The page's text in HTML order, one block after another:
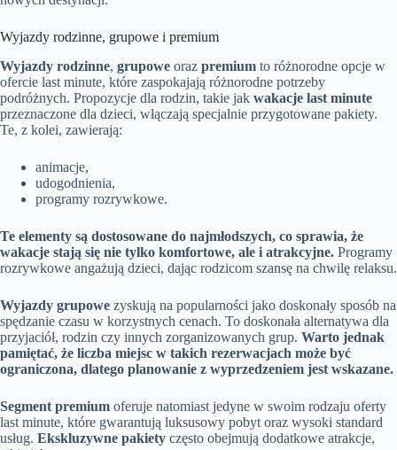
Wyjazdy rodzinne, grupowe i premium
Wyjazdy rodzinne, grupowe oraz premium to różnorodne opcje w
ofercie last minute, które zaspokajają różnorodne potrzeby
podróżnych. Propozycje dla rodzin, takie jak wakacje last minute
przeznaczone dla dzieci, włączają specjalnie przygotowane pakiety.
Te, z kolei, zawierają:
animacje,
udogodnienia,
programy rozrywkowe.
Te elementy są dostosowane do najmłodszych, co sprawia, że
wakacje stają się nie tylko komfortowe, ale i atrakcyjne. Programy
rozrywkowe angażują dzieci, dając rodzicom szansę na chwilę relaksu.
Wyjazdy grupowe zyskują na popularności jako doskonały sposób na
spędzanie czasu w korzystnych cenach. To doskonała alternatywa dla
przyjaciół, rodzin czy innych zorganizowanych grup. Warto jednak
pamiętać, że liczba miejsc w takich rezerwacjach może być
ograniczona, dlatego planowanie z wyprzedzeniem jest wskazane.
Segment premium oferuje natomiast jedyne w swoim rodzaju oferty
last minute, które gwarantują luksusowy pobyt oraz wysoki standard
usług. Ekskluzywne pakiety często obejmują dodatkowe atrakcje,